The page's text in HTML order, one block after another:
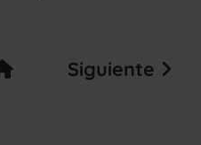
Siguiente